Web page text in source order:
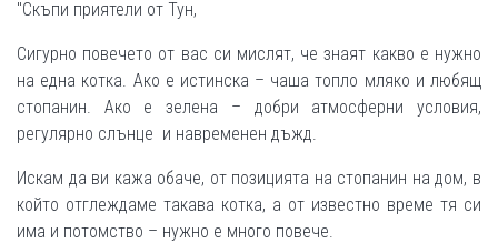
"Скъпи приятели от Тун,
Сигурно повечето от вас си мислят, че знаят какво е нужно
на една котка. Ако е истинска – чаша топло мляко и любящ
стопанин. Aко е зелена – добри атмосферни условия,
регулярно слънце и навременен дъжд.
Искам да ви кажа обаче, от позицията на стопанин на дом, в
който отглеждаме такава котка, а от известно време тя си
има и потомство – нужно е много повече.